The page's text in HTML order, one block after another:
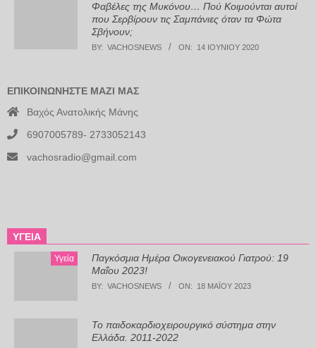
Φαβέλες της Μυκόνου… Πού Κοιμούνται αυτοί
που Σερβίρουν τις Σαμπάνιες όταν τα Φώτα
Σβήνουν;
BY: VACHOSNEWS ON: 14 ΙΟΥΝΊΟΥ 2020
ΕΠΙΚΟΙΝΩΝΉΣΤΕ ΜΑΖΊ ΜΑΣ
Βαχός Ανατολικής Μάνης
6907005789- 2733052143
vachosradio@gmail.com
ΥΓΕΊΑ
Υγεία
Παγκόσμια Ημέρα Οικογενειακού Γιατρού: 19
Μαΐου 2023!
BY: VACHOSNEWS ON: 18 ΜΑΪ́ΟΥ 2023
Το παιδοκαρδιοχειρουργικό σύστημα στην
Ελλάδα. 2011-2022